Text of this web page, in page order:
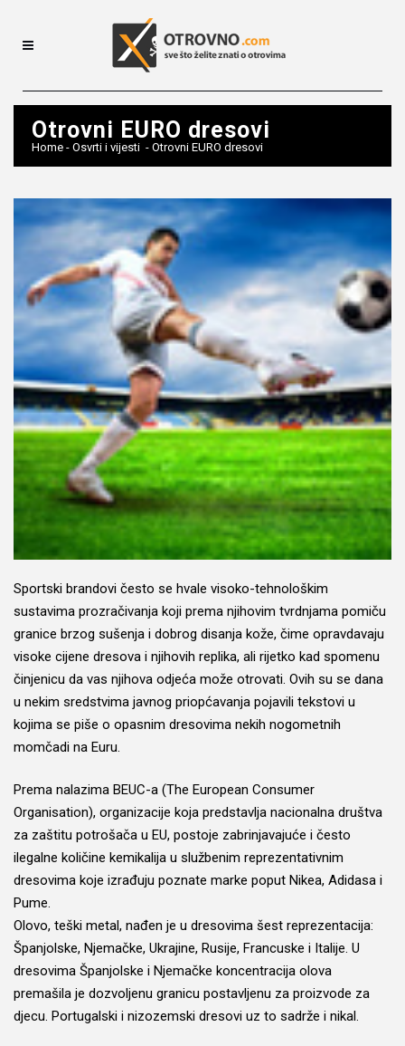
Otrovni EURO dresovi
Home - Osvrti i vijesti - Otrovni EURO dresovi
Sportski brandovi često se hvale visoko-tehnološkim
sustavima prozračivanja koji prema njihovim tvrdnjama pomiču
granice brzog sušenja i dobrog disanja kože, čime opravdavaju
visoke cijene dresova i njihovih replika, ali rijetko kad spomenu
činjenicu da vas njihova odjeća može otrovati. Ovih su se dana
u nekim sredstvima javnog priopćavanja pojavili tekstovi u
kojima se piše o opasnim dresovima nekih nogometnih
momčadi na Euru.
Prema nalazima BEUC-a (The European Consumer
Organisation), organizacije koja predstavlja nacionalna društva
za zaštitu potrošača u EU, postoje zabrinjavajuće i često
ilegalne količine kemikalija u službenim reprezentativnim
dresovima koje izrađuju poznate marke poput Nikea, Adidasa i
Pume.
Olovo, teški metal, nađen je u dresovima šest reprezentacija:
Španjolske, Njemačke, Ukrajine, Rusije, Francuske i Italije. U
dresovima Španjolske i Njemačke koncentracija olova
premašila je dozvoljenu granicu postavljenu za proizvode za
djecu. Portugalski i nizozemski dresovi uz to sadrže i nikal.